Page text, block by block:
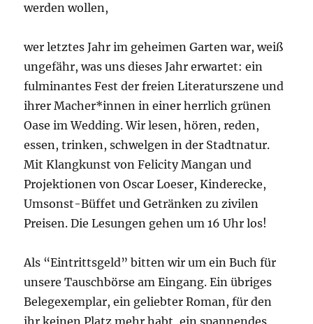
werden wollen,
wer letztes Jahr im geheimen Garten war, weiß
ungefähr, was uns dieses Jahr erwartet: ein
fulminantes Fest der freien Literaturszene und
ihrer Macher*innen in einer herrlich grünen
Oase im Wedding. Wir lesen, hören, reden,
essen, trinken, schwelgen in der Stadtnatur.
Mit Klangkunst von Felicity Mangan und
Projektionen von Oscar Loeser, Kinderecke,
Umsonst-Büffet und Getränken zu zivilen
Preisen. Die Lesungen gehen um 16 Uhr los!
Als “Eintrittsgeld” bitten wir um ein Buch für
unsere Tauschbörse am Eingang. Ein übriges
Belegexemplar, ein geliebter Roman, für den